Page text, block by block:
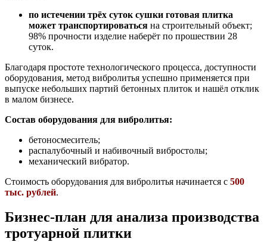
по истечении трёх суток сушки готовая плитка
может транспортироваться на строительный объект;
98% прочности изделие наберёт по прошествии 28
суток.
Благодаря простоте технологического процесса, доступности
оборудования, метод вибролитья успешно применяется при
выпуске небольших партий бетонных плиток и нашёл отклик
в малом бизнесе.
Состав оборудования для вибролитья:
бетоносмеситель;
распалубочный и набивочный вибростолы;
механический вибратор.
Стоимость оборудования для вибролитья начинается с 500
тыс. рублей.
Бизнес-план для анализа производства
тротуарной плитки